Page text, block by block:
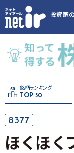
投資家
銘柄ランキング
TOP 50
8377
ほくほく